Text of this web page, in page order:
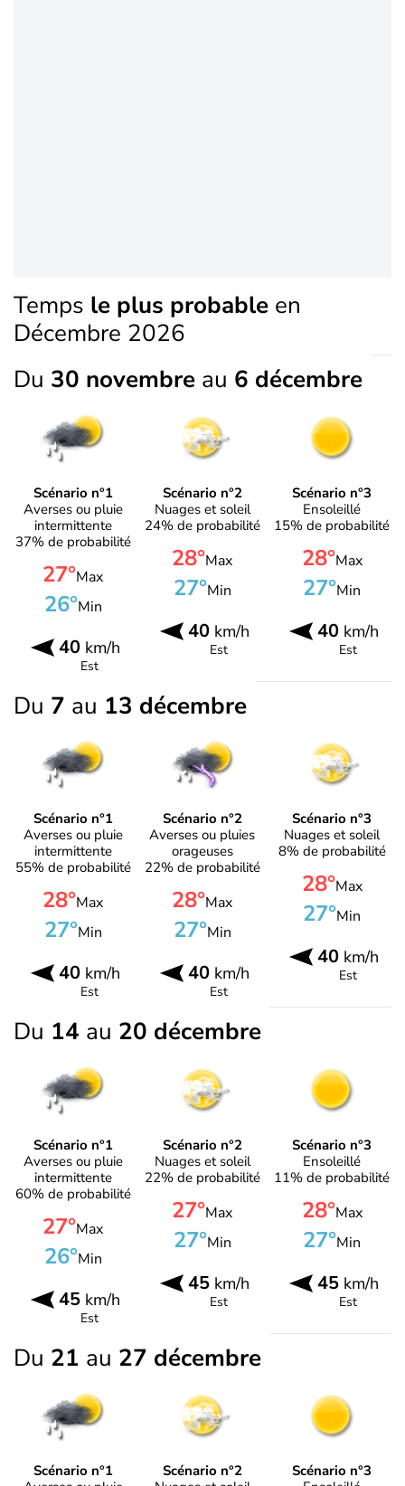
Temps le plus probable en
Décembre 2026
Du 30 novembre au 6 décembre
Scénario n°1
Averses ou pluie
intermittente
37% de probabilité
27°Max
26°Min
40km/h
Est
Scénario n°2
Nuages et soleil
24% de probabilité
28°Max
27°Min
40km/h
Est
Scénario n°3
Ensoleillé
15% de probabilité
28°Max
27°Min
40 km/h
Est
Du 7 au 13 décembre
Scénario n°1
Averses ou pluie
intermittente
55% de probabilité
28°Max
27°Min
40km/h
Est
Scénario n°2
Averses ou pluies
orageuses
22% de probabilité
28°Max
27°Min
40km/h
Est
Scénario n°3
Nuages et soleil
8% de probabilité
28°Max
27°Min
40 km/h
Est
Du 14 au 20 décembre
Scénario n°1
Averses ou pluie
intermittente
60% de probabilité
27°Max
26°Min
45km/h
Est
Scénario n°2
Nuages et soleil
22% de probabilité
27°Max
27°Min
45km/h
Est
Scénario n°3
Ensoleillé
11% de probabilité
28°Max
27°Min
45 km/h
Est
Du 21 au 27 décembre
Scénario n°1
Scénario n°2
Scénario n°3